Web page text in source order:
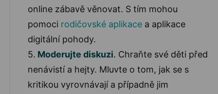
online zábavě věnovat. S tím mohou
pomoci rodičovské aplikace a aplikace
digitální pohody.
5. Moderujte diskuzi. Chraňte své děti před
nenávistí a hejty. Mluvte o tom, jak se s
kritikou vyrovnávají a případně jim